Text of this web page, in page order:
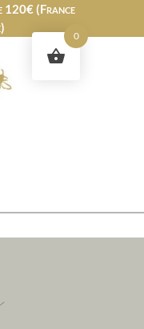
120€ (France
0